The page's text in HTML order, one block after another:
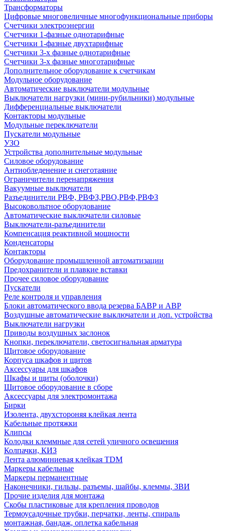
Трансформаторы
Цифровые многовеличные многофункциональные приборы
Счетчики электроэнергии
Счетчики 1-фазные однотарифные
Счетчики 1-фазные двухтарифные
Счетчики 3-х фазные однотарифные
Счетчики 3-х фазные многотарифные
Дополнительное оборудование к счетчикам
Модульное оборудование
Автоматические выключатели модульные
Выключатели нагрузки (мини-рубильники) модульные
Дифференциальные выключатели
Контакторы модульные
Модульные переключатели
Пускатели модульные
УЗО
Устройства дополнительные модульные
Силовое оборудование
Антиобледенение и снеготаяние
Ограничители перенапряжения
Вакуумные выключатели
Разъединители РВФ, РВФЗ,РВО,РВФ,РВФЗ
Высоковольтное оборудование
Автоматические выключатели cиловые
Выключатели-разъединители
Компенсация реактивной мощности
Конденсаторы
Контакторы
Оборудование промышленной автоматизации
Предохранители и плавкие вставки
Прочее силовое оборудование
Пускатели
Реле контроля и управления
Блоки автоматического ввода резерва БАВР и АВР
Воздушные автоматические выключатели и доп. устройства
Выключатели нагрузки
Приводы воздушных заслонок
Кнопки, переключатели, светосигнальная арматура
Щитовое оборудование
Корпуса шкафов и щитов
Аксессуары для шкафов
Шкафы и щиты (оболочки)
Щитовое оборудование в сборе
Аксессуары для электромонтажа
Бирки
Изолента, двухстороняя клейкая лента
Кабельные протяжки
Клипсы
Колодки клеммные для сетей уличного освещения
Колпачки, КИЗ
Лента алюминиевая клейкая TDM
Маркеры кабельные
Маркеры перманентные
Наконечники, гильзы, разъемы, шайбы, клеммы, ЗВИ
Прочие изделия для монтажа
Скобы пластиковые для крепления проводов
Термоусадочные трубки, перчатки, ленты, спираль
монтажная, бандаж, оплетка кабельная